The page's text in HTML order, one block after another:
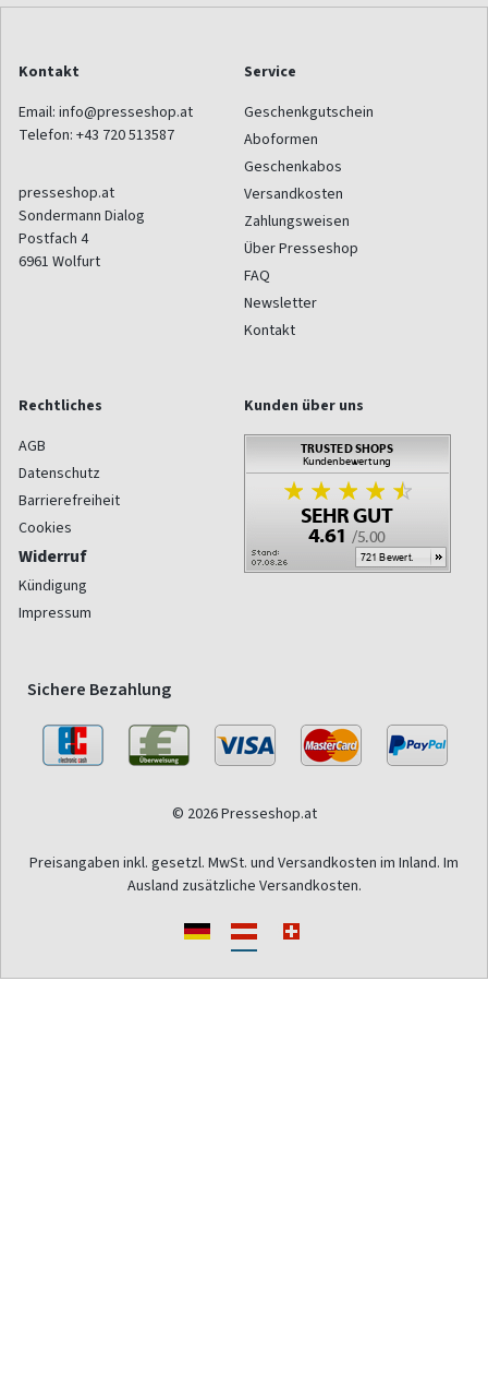
Kontakt
Email: info@presseshop.at
Telefon: +43 720 513587
presseshop.at
Sondermann Dialog
Postfach 4
6961 Wolfurt
Service
Geschenkgutschein
Aboformen
Geschenkabos
Versandkosten
Zahlungsweisen
Über Presseshop
FAQ
Newsletter
Kontakt
Rechtliches
AGB
Datenschutz
Barrierefreiheit
Cookies
Widerruf
Kündigung
Impressum
Kunden über uns
Sichere Bezahlung
© 2026 Presseshop.at
Preisangaben inkl. gesetzl. MwSt. und Versandkosten im Inland. Im
Ausland zusätzliche Versandkosten.